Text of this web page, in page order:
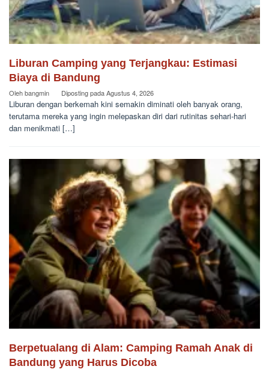
Liburan Camping yang Terjangkau: Estimasi
Biaya di Bandung
Olehbangmin Diposting padaAgustus 4, 2026
Liburan dengan berkemah kini semakin diminati oleh banyak orang,
terutama mereka yang ingin melepaskan diri dari rutinitas sehari-hari
dan menikmati […]
Berpetualang di Alam: Camping Ramah Anak di
Bandung yang Harus Dicoba